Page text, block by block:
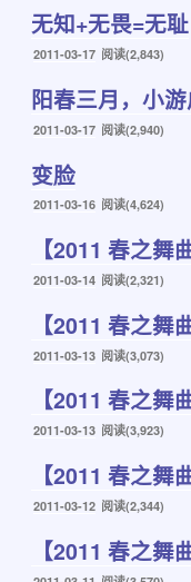
于
无知+无畏=无耻
发
于
2011-03-17 阅读(2,843)
阳春三月，小
发
于
2011-03-17 阅读(2,940)
变脸
发
2011-03-16 阅读(4,624)
【2011 春之舞
发
2011-03-14 阅读(2,321)
【2011 春之舞
发
2011-03-13 阅读(3,073)
【2011 春之
发
2011-03-13 阅读(3,923)
【2011 春之舞
发
2011-03-12 阅读(2,344)
【2011 春之舞